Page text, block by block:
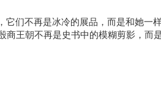
它们不再是冰冷的展品，而是和她一
商王朝不再是史书中的模糊剪影，而